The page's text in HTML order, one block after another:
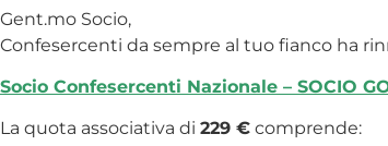
Gent.mo Socio,
Confesercenti da sempre al tuo fianco ha
Socio Confesercenti Nazionale – SOCIO
La quota associativa di 229 € comprende: